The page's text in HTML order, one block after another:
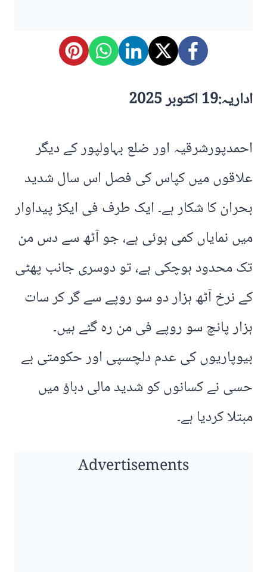
اداریہ:19 اکتوبر 2025
احمدپورشرقیہ اور ضلع بہاولپور کے دیگر
علاقوں میں کپاس کی فصل اس سال شدید
بحران کا شکار ہے۔ ایک طرف فی ایکڑ پیداوار
میں نمایاں کمی ہوئی ہے، جو آٹھ سے دس من
تک محدود ہوچکی ہے، تو دوسری جانب پھٹی
کے نرخ آٹھ ہزار دو سو روپے سے گر کر سات
ہزار پانچ سو روپے فی من رہ گئے ہیں۔
بیوپاریوں کی عدم دلچسپی اور حکومتی بے
حسی نے کسانوں کو شدید مالی دباؤ میں
مبتلا کردیا ہے۔
Advertisements